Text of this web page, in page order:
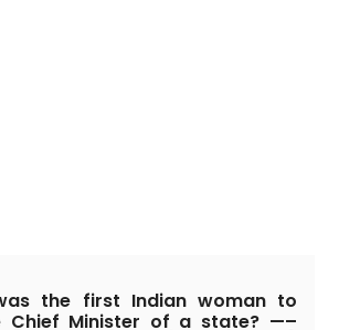
the first Indian woman to
Chief Minister of a state? —–